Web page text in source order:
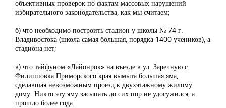
объективных проверок по фактам массовых нарушений
избирательного законодательства, как мы считаем;
б) что необходимо построить стадион у школы № 74 г.
Владивостока (школа самая большая, порядка 1400 учеников), а
стадиона нет;
в) что тайфуном «Лайонрок» на въезде в ул. Заречную с.
Филипповка Приморского края вымыта большая яма,
сделавшая невозможным проезд к двухэтажному жилому
дому. Никто эту яму засыпать до сих пор не удосужился, а
прошло более года.